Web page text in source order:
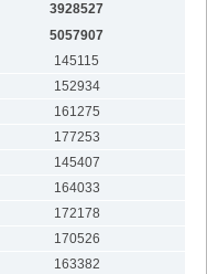
3928527
5057907
145115
152934
161275
177253
145407
164033
172178
170526
163382